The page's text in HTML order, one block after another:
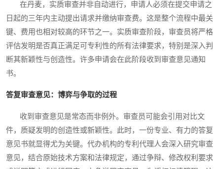
在丹麦，实质审查并非自动进行，申请人必须在提交申请之
日起的三年内主动提出请求并缴纳审查费。这是整个流程中最关
键、费用也相对较高的环节之一。实质审查阶段，审查员将严格
评估发明是否真正满足可专利性的所有法律要求，特别是深入判
断其新颖性与创造性。许多申请会在此阶段收到审查意见通知
书。
答复审查意见：博弈与争取的过程
收到审查意见是常态而非例外。审查员可能会引用对比文
件，质疑发明的创造性或新颖性。此时，一份专业、有力的答复
意见书就显得尤为关键。代办机构的专利代理人会深入研究审查
意见，结合原始技术方案和法律规定，通过争辩、修改权利要求